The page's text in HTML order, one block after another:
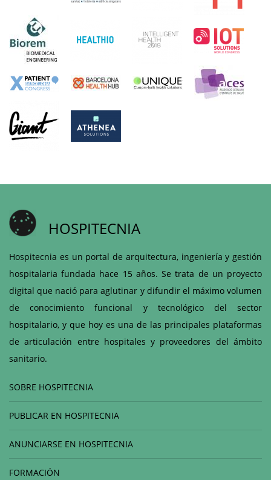
HOSPITECNIA
Hospitecnia es un portal de arquitectura, ingeniería y gestión
hospitalaria fundada hace 15 años. Se trata de un proyecto
digital que nació para aglutinar y difundir el máximo volumen
de conocimiento funcional y tecnológico del sector
hospitalario, y que hoy es una de las principales plataformas
de articulación entre hospitales y proveedores del ámbito
sanitario.
SOBRE HOSPITECNIA
PUBLICAR EN HOSPITECNIA
ANUNCIARSE EN HOSPITECNIA
FORMACIÓN